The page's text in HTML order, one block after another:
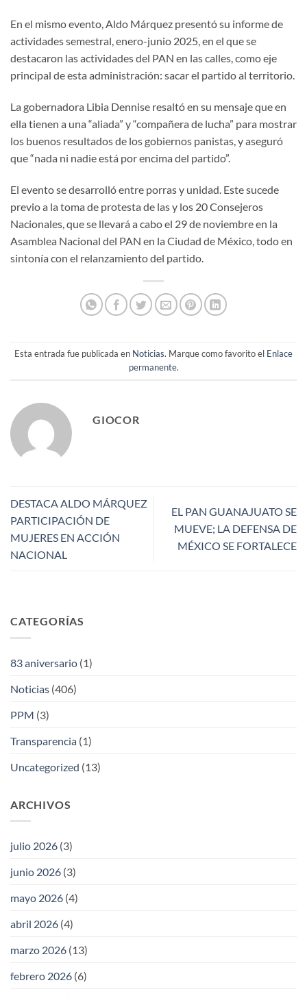
En el mismo evento, Aldo Márquez presentó su informe de
actividades semestral, enero-junio 2025, en el que se
destacaron las actividades del PAN en las calles, como eje
principal de esta administración: sacar el partido al territorio.
La gobernadora Libia Dennise resaltó en su mensaje que en
ella tienen a una “aliada” y “compañera de lucha” para mostrar
los buenos resultados de los gobiernos panistas, y aseguró
que “nada ni nadie está por encima del partido”.
El evento se desarrolló entre porras y unidad. Este sucede
previo a la toma de protesta de las y los 20 Consejeros
Nacionales, que se llevará a cabo el 29 de noviembre en la
Asamblea Nacional del PAN en la Ciudad de México, todo en
sintonía con el relanzamiento del partido.
Esta entrada fue publicada en Noticias. Marque como favorito el Enlace
permanente.
GIOCOR
DESTACA ALDO MÁRQUEZ
PARTICIPACIÓN DE
MUJERES EN ACCIÓN
NACIONAL
EL PAN GUANAJUATO SE
MUEVE; LA DEFENSA DE
MÉXICO SE FORTALECE
CATEGORÍAS
83 aniversario (1)
Noticias (406)
PPM (3)
Transparencia (1)
Uncategorized (13)
ARCHIVOS
julio 2026 (3)
junio 2026 (3)
mayo 2026 (4)
abril 2026 (4)
marzo 2026 (13)
febrero 2026 (6)